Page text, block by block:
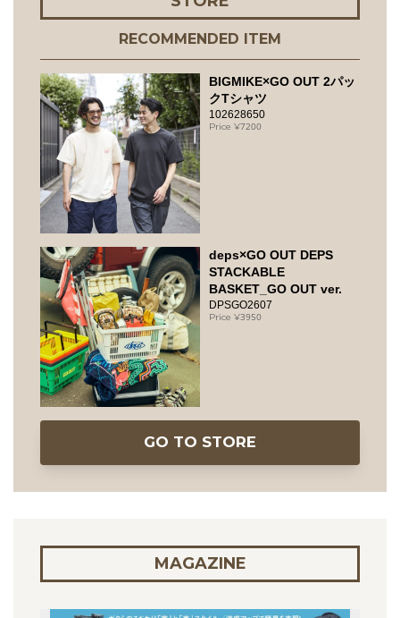
RECOMMENDED ITEM
BIGMIKE×GO OUT 2パッ
クTシャツ
102628650
7200
deps×GO OUT DEPS
STACKABLE
BASKET_GO OUT ver.
DPSGO2607
3950
GO TO STORE
MAGAZINE